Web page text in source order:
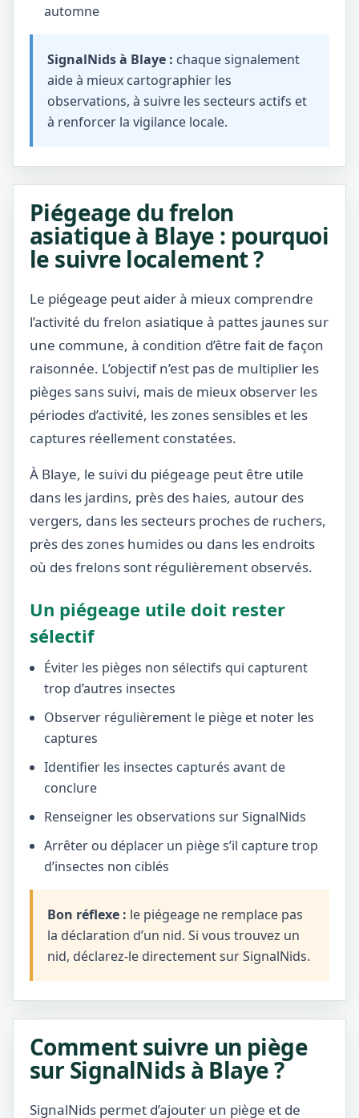
automne
SignalNids à Blaye : chaque signalement
aide à mieux cartographier les
observations, à suivre les secteurs actifs et
à renforcer la vigilance locale.
Piégeage du frelon
asiatique à Blaye : pourquoi
le suivre localement ?
Le piégeage peut aider à mieux comprendre
l’activité du frelon asiatique à pattes jaunes sur
une commune, à condition d’être fait de façon
raisonnée. L’objectif n’est pas de multiplier les
pièges sans suivi, mais de mieux observer les
périodes d’activité, les zones sensibles et les
captures réellement constatées.
À Blaye, le suivi du piégeage peut être utile
dans les jardins, près des haies, autour des
vergers, dans les secteurs proches de ruchers,
près des zones humides ou dans les endroits
où des frelons sont régulièrement observés.
Un piégeage utile doit rester
sélectif
Éviter les pièges non sélectifs qui capturent
trop d’autres insectes
Observer régulièrement le piège et noter les
captures
Identifier les insectes capturés avant de
conclure
Renseigner les observations sur SignalNids
Arrêter ou déplacer un piège s’il capture trop
d’insectes non ciblés
Bon réflexe : le piégeage ne remplace pas
la déclaration d’un nid. Si vous trouvez un
nid, déclarez-le directement sur SignalNids.
Comment suivre un piège
sur SignalNids à Blaye ?
SignalNids permet d’ajouter un piège et de